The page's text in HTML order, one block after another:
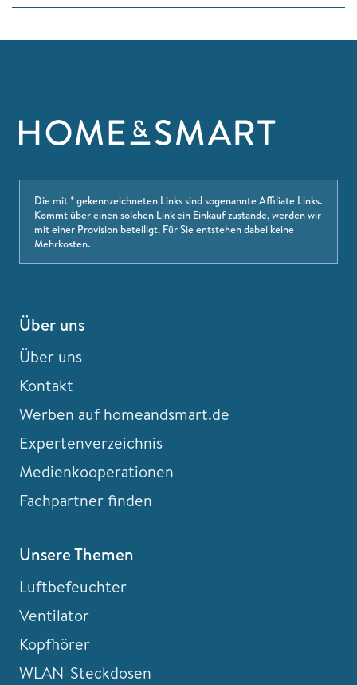
Die mit * gekennzeichneten Links sind sogenannte Affiliate Links.
Kommt über einen solchen Link ein Einkauf zustande, werden wir
mit einer Provision beteiligt. Für Sie entstehen dabei keine
Mehrkosten.
Über uns
Über uns
Kontakt
Werben auf homeandsmart.de
Expertenverzeichnis
Medienkooperationen
Fachpartner finden
Unsere Themen
Luftbefeuchter
Ventilator
Kopfhörer
WLAN-Steckdosen